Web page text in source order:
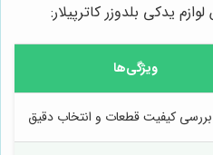
یدکی بلدوزر کاترپیلار:
ویژگی‌ها
بررسی کیفیت قطعات و انتخاب دقیق